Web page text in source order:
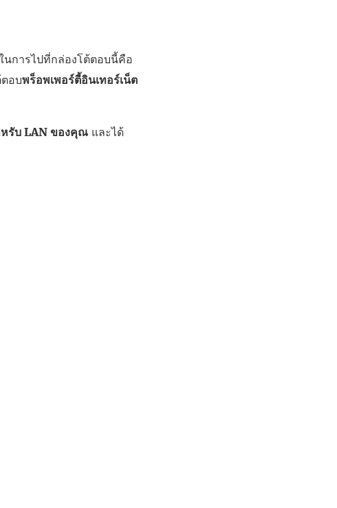
นการไปที่กล่องโต้ตอบนี้คือ
อบพร็อพเพอร์ตี้อินเทอร์เน็ต
หรับ LAN ของคุณ และได้